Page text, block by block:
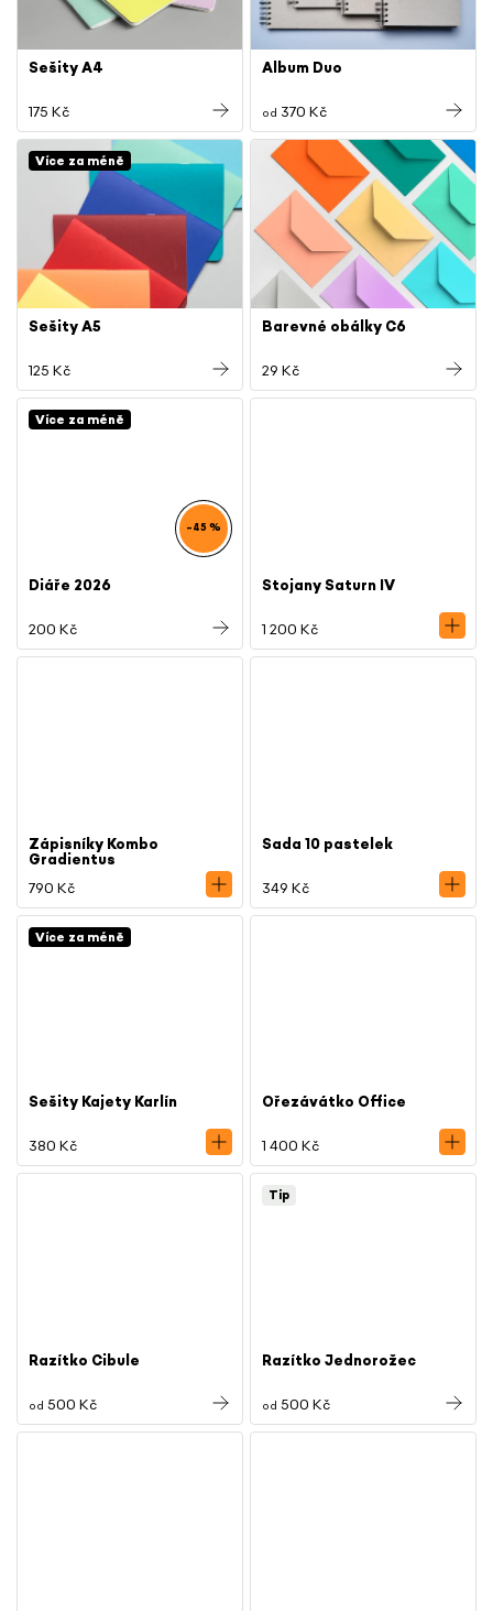
Sešity A4
175 Kč
Album Duo
od 370 Kč
Více za méně
Sešity A5
125 Kč
Barevné obálky C6
29 Kč
Více za méně
–45 %
Diáře 2026
200 Kč
Stojany Saturn IV
1 200 Kč
Zápisníky Kombo
Gradientus
790 Kč
Sada 10 pastelek
349 Kč
Více za méně
Sešity Kajety Karlín
380 Kč
Ořezávátko Office
1 400 Kč
Razítko Cibule
od 500 Kč
Tip
Razítko Jednorožec
od 500 Kč